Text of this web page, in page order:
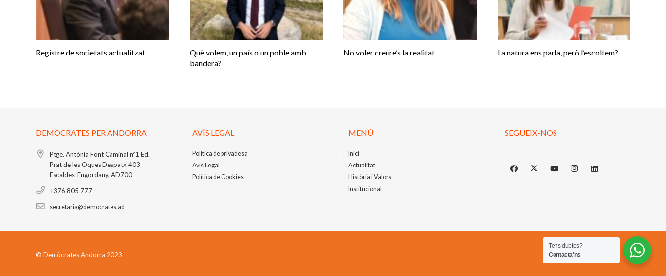
Registre de societats actualitzat
Què volem, un país o un poble amb
bandera?
No voler creure’s la realitat La natura ens parla, però l’escoltem?
DEMOCRATES PER ANDORRA
Ptge. Antònia Font Caminal nº1 Ed.
Prat de les OquesDespatx 403
Escaldes-Engordany, AD700
+376 805 777
secretaria@democrates.ad
AVÍS LEGAL
Política de privadesa
Avís Legal
Política de Cookies
MENÚ
Inici
Actualitat
Història i Valors
Institucional
SEGUEIX-NOS
© Demòcrates Andorra 2023
Tens dubtes?
Contacta'ns